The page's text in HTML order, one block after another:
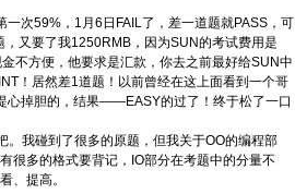
次59%，1月6日FAIL了，差一道题就PASS，可
又要了我1250RMB，因为SUN的考试费用是
不方便，他要求是汇款，你去之前最好给SUN中
！居然差1道题！以前曾经在这上面看到一个哥
心掉胆的，结果――EASY的过了！终于松了一口
我碰到了很多的原题，但我关于OO的编程部
很多的格式要背记，IO部分在考题中的分量不
、提高。